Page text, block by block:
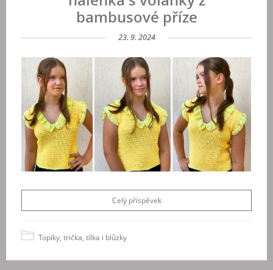
bambusové příze
23. 9. 2024
Celý příspěvek
Topíky, trička, tílka i blůzky